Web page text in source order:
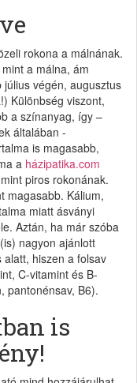
rokona a málnának.
a málna, ám
végén, augusztus
Különbség viszont,
a színanyag, így –
általában -
is magasabb,
a házipatika.com
piros rokonának.
magasabb. Kálium,
miatt ásványi
Aztán, ha már szóba
nagyon ajánlott
hiszen a folsav
C-vitamint és B-
pantonénsav, B6).
is